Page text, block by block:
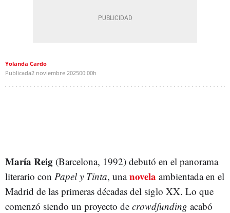
Yolanda Cardo
Publicada2 noviembre 202500:00h
María Reig (Barcelona, 1992) debutó en el panorama
literario con Papel y Tinta, unanovela ambientada en el
Madrid de las primeras décadas del siglo XX. Lo que
comenzó siendo un proyecto de crowdfunding acabó